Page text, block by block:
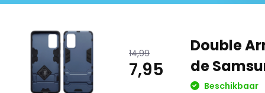
14,99
7,95
Double
de
Beschikbaar